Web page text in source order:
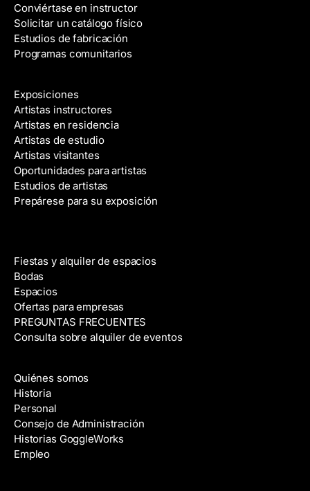
Conviértase en instructor
Solicitar un catálogo físico
Estudios de fabricación
Programas comunitarios
Exposiciones
Artistas instructores
Artistas en residencia
Artistas de estudio
Artistas visitantes
Oportunidades para artistas
Estudios de artistas
Prepárese para su exposición
Fiestas y alquiler de espacios
Bodas
Espacios
Ofertas para empresas
PREGUNTAS FRECUENTES
Consulta sobre alquiler de eventos
Quiénes somos
Historia
Personal
Consejo de Administración
Historias GoggleWorks
Empleo